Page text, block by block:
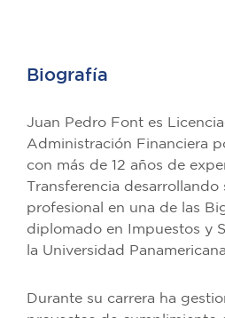
Biografía
Juan Pedro Font es
Administración Financiera
con más de 12 años de
Transferencia
profesional en una de las
diplomado en Impuestos y
la Universidad
Durante su carrera ha